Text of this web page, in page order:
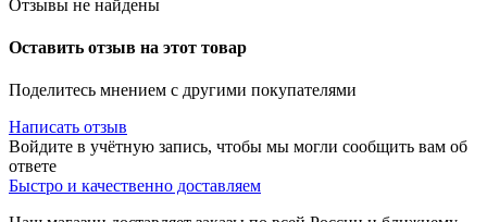
Отзывы не найдены
Оставить отзыв на этот товар
Поделитесь мнением с другими покупателями
Написать отзыв
Войдите в учётную запись, чтобы мы могли сообщить вам об
ответе
Быстро и качественно доставляем